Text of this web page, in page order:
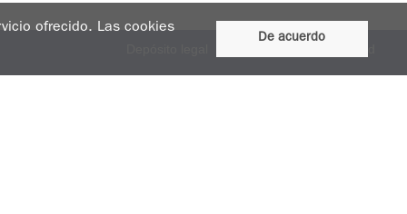
ofrecido. Las cookies
De acuerdo